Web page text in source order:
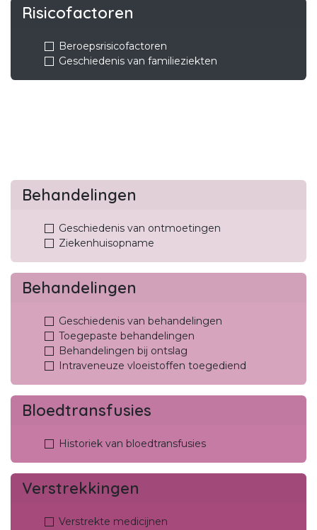
Risicofactoren
Beroepsrisicofactoren
Geschiedenis van familieziekten
Behandelingen
Geschiedenis van ontmoetingen
Ziekenhuisopname
Behandelingen
Geschiedenis van behandelingen
Toegepaste behandelingen
Behandelingen bij ontslag
Intraveneuze vloeistoffen toegediend
Bloedtransfusies
Historiek van bloedtransfusies
Verstrekkingen
Verstrekte medicijnen